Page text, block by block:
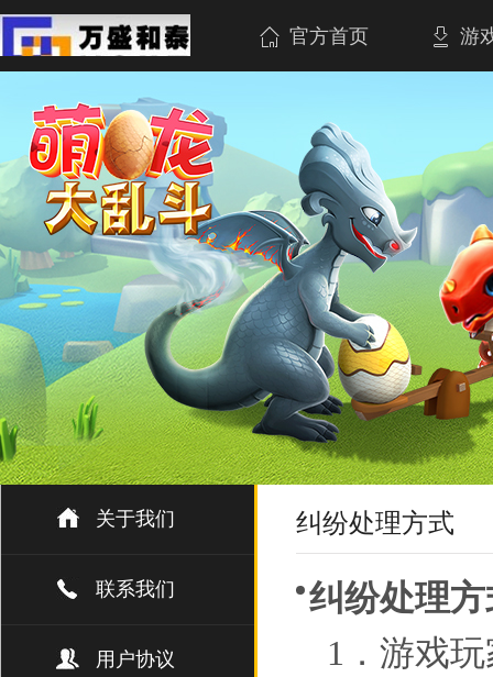
官方首页 游
关于我们
联系我们
用户协议
纠纷处理方式
纠纷处理
1．游戏